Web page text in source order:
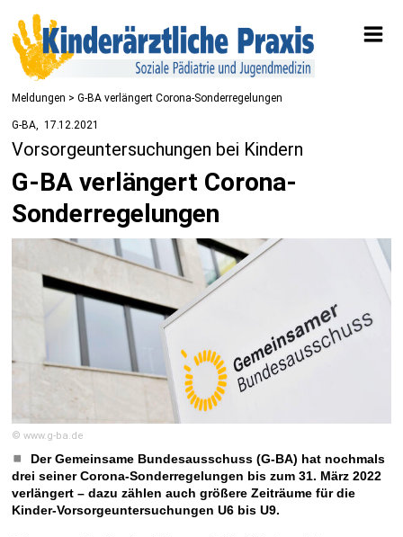
Meldungen > G-BA verlängert Corona-Sonderregelungen
G-BA 17.12.2021
Vorsorgeuntersuchungen bei Kindern
G-BA verlängert Corona-
Sonderregelungen
© www.g-ba.de
Der Gemeinsame Bundesausschuss (G-BA) hat nochmals
drei seiner Corona-Sonderregelungen bis zum 31. März 2022
verlängert – dazu zählen auch größere Zeiträume für die
Kinder-Vorsorgeuntersuchungen U6 bis U9.